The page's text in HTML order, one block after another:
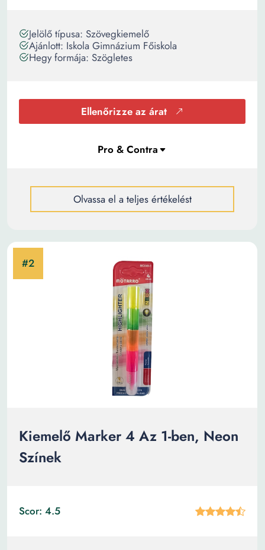
Jelölő típusa: Szövegkiemelő
Ajánlott: Iskola Gimnázium Főiskola
Hegy formája: Szögletes
Ellenőrizze az árat
Olvassa el a teljes értékelést
Kiemelő Marker 4 Az 1-ben, Neon
Színek
Scor: 4.5